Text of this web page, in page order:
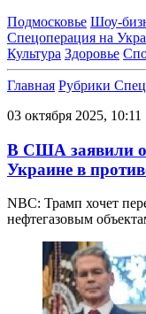
Подмосковье Шоу-
Спецоперация на
Культура Здоровье
Главная Рубрики
03 октября 2025, 10:11
В США заявили
Украине в
NBC: Трамп хочет
нефтегазовым